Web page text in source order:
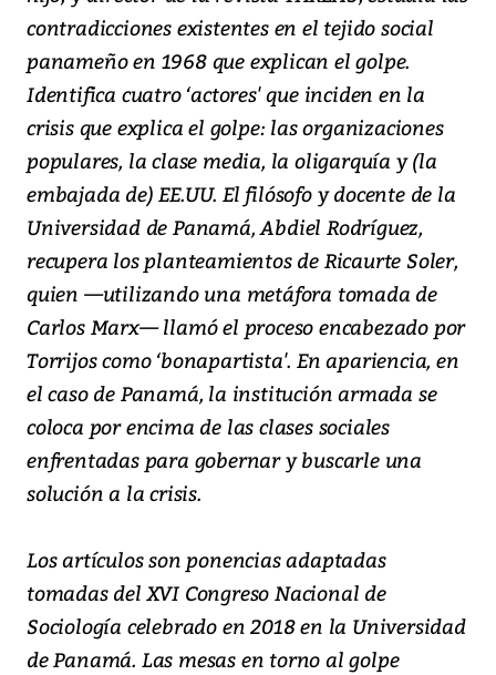
contradicciones existentes en el tejido social
panameño en 1968 que explican el golpe.
Identifica cuatro ‘actores' que inciden en la
crisis que explica el golpe: las organizaciones
populares, la clase media, la oligarquía y (la
embajada de) EE.UU. El filósofo y docente de la
Universidad de Panamá, Abdiel Rodríguez,
recupera los planteamientos de Ricaurte Soler,
quien —utilizando una metáfora tomada de
Carlos Marx— llamó el proceso encabezado por
Torrijos como ‘bonapartista'. En apariencia, en
el caso de Panamá, la institución armada se
coloca por encima de las clases sociales
enfrentadas para gobernar y buscarle una
solución a la crisis.
Los artículos son ponencias adaptadas
tomadas del XVI Congreso Nacional de
Sociología celebrado en 2018 en la Universidad
de Panamá. Las mesas en torno al golpe